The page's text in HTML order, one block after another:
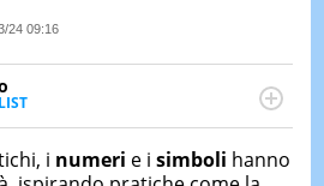
IERI
24 09:16
Master in Marketing Management
Training su Marketing digitale. Si
di contenuti in ottica SEO e
i numeri e i simboli hanno